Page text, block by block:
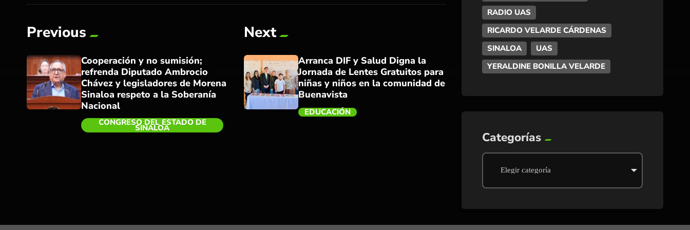
Previous
Cooperación y no sumisión;
refrenda Diputado Ambrocio
Chávez y legisladores de Morena
Sinaloa respeto a la Soberanía
Nacional
CONGRESO DEL ESTADO DE
SINALOA
Next
Arranca DIF y Salud Digna la
Jornada de Lentes Gratuitos para
niñas y niños en la comunidad de
Buenavista
EDUCACIÓN
RADIO UAS
RICARDO VELARDE CÁRDENAS
SINALOA
UAS
YERALDINE BONILLA VELARDE
Categorías